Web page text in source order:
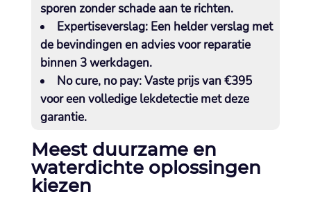
sporen zonder schade aan te richten.​
Expertiseverslag:Een helder verslag met
de bevindingen en advies voor reparatie
binnen 3 werkdagen.​
No cure, no pay:Vaste prijs van €395
voor een volledige lekdetectie met deze
garantie.​
Meest duurzame en
waterdichte oplossingen
kiezen